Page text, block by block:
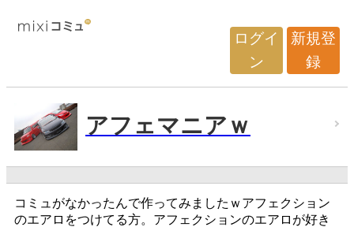
ログイ
ン
新規登
録
アフェマニアｗ
コミュがなかったんで作ってみましたｗアフェクション
のエアロをつけてる方。アフェクションのエアロが好き